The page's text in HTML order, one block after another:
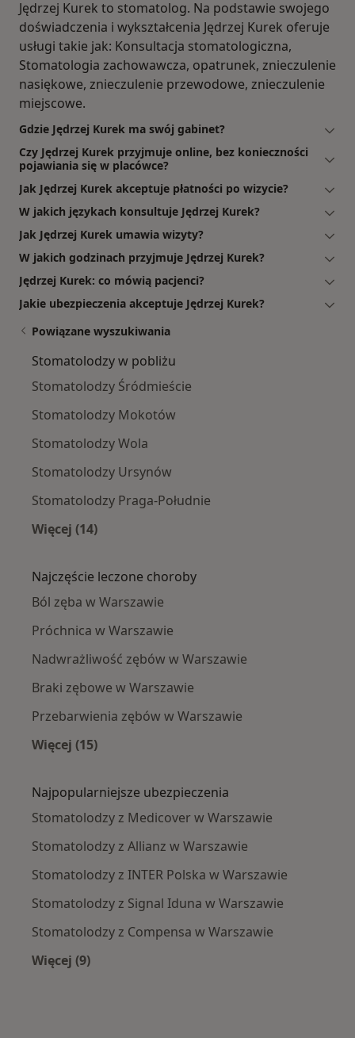
Jędrzej Kurek to stomatolog. Na podstawie swojego
doświadczenia i wykształcenia Jędrzej Kurek oferuje
usługi takie jak: Konsultacja stomatologiczna,
Stomatologia zachowawcza, opatrunek, znieczulenie
nasiękowe, znieczulenie przewodowe, znieczulenie
miejscowe.
Gdzie Jędrzej Kurek ma swój gabinet?
Czy Jędrzej Kurek przyjmuje online, bez konieczności
pojawiania się w placówce?
Jak Jędrzej Kurek akceptuje płatności po wizycie?
W jakich językach konsultuje Jędrzej Kurek?
Jak Jędrzej Kurek umawia wizyty?
W jakich godzinach przyjmuje Jędrzej Kurek?
Jędrzej Kurek: co mówią pacjenci?
Jakie ubezpieczenia akceptuje Jędrzej Kurek?
Powiązane wyszukiwania
Stomatolodzy w pobliżu
Stomatolodzy Śródmieście
Stomatolodzy Mokotów
Stomatolodzy Wola
Stomatolodzy Ursynów
Stomatolodzy Praga-Południe
Więcej (14)
Najczęście leczone choroby
Ból zęba w Warszawie
Próchnica w Warszawie
Nadwrażliwość zębów w Warszawie
Braki zębowe w Warszawie
Przebarwienia zębów w Warszawie
Więcej (15)
Najpopularniejsze ubezpieczenia
Stomatolodzy z Medicover w Warszawie
Stomatolodzy z Allianz w Warszawie
Stomatolodzy z INTER Polska w Warszawie
Stomatolodzy z Signal Iduna w Warszawie
Stomatolodzy z Compensa w Warszawie
Więcej (9)